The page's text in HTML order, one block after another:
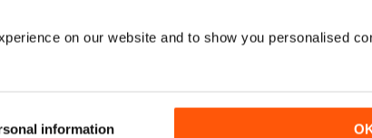
on our website and to show you personalised
information